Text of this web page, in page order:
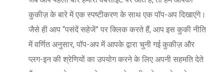
कुकीज़ के बारे में एक स्पष्टीकरण के साथ एक पॉप-अप दिखाएंगे।
जैसे ही आप “पसंदें सहेजें” पर क्लिक करते हैं, आप इस कुकी नीति
में वर्णित अनुसार, पॉप-अप में आपके द्वारा चुनी गई कुकीज़ और
प्लग-इन की श्रेणियों का उपयोग करने के लिए अपनी सहमति देते